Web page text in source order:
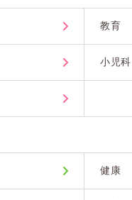
教育
小児科
健康